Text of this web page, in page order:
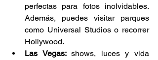
perfectas para fotos inolvidables.
Además, puedes visitar parques
como Universal Studios o recorrer
Hollywood.
Las Vegas: shows, luces y vida